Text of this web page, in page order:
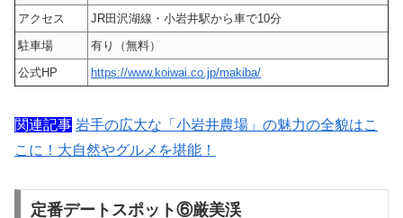
アクセス
JR田沢湖線・小岩井駅から車で10分
駐車場
有り（無料）
公式HP
https://www.koiwai.co.jp/makiba/
関連記事 岩手の広大な「小岩井農場」の魅力の全貌はこ
こに！大自然やグルメを堪能！
定番デートスポット⑥厳美渓